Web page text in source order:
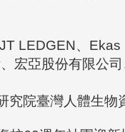
LEDGEN、Ekas
宏亞股份有限公
究院臺灣人體生物